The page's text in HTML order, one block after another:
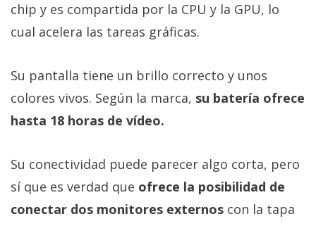
chip y es compartida por la CPU y la GPU, lo
cual acelera las tareas gráficas.
Su pantalla tiene un brillo correcto y unos
colores vivos. Según la marca, su batería ofrece
hasta 18 horas de vídeo.
Su conectividad puede parecer algo corta, pero
sí que es verdad que ofrece la posibilidad de
conectar dos monitores externos con la tapa